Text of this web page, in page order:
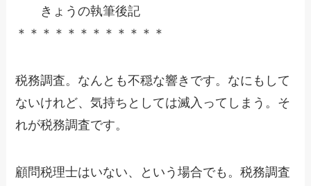
きょうの執筆後記
＊＊＊＊＊＊＊＊＊＊＊＊
税務調査。なんとも不穏な響きです。なにもして
ないけれど、気持ちとしては滅入ってしまう。そ
れが税務調査です。
顧問税理士はいない、という場合でも。税務調査